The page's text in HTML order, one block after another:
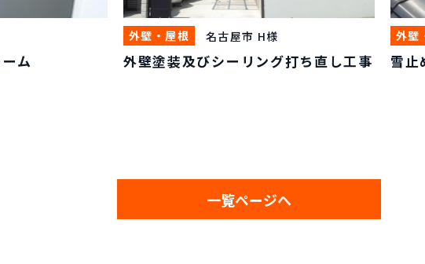
ム
外壁・屋根 名古屋市 H様
外壁塗装及びシーリング打ち直し工事
外壁
雪止
一覧ページへ